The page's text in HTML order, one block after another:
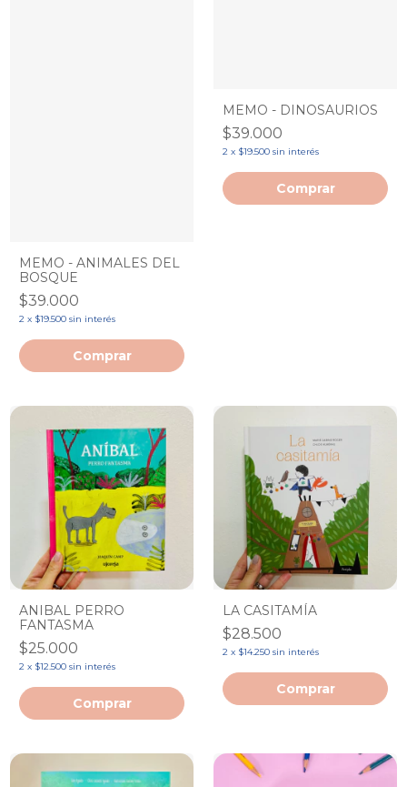
MEMO - ANIMALES DEL
BOSQUE
$39.000
2 x $19.500 sin interés
MEMO - DINOSAURIOS
$39.000
2 x $19.500 sin interés
ANIBAL PERRO
FANTASMA
$25.000
2 x $12.500 sin interés
LA CASITAMÍA
$28.500
2 x $14.250 sin interés